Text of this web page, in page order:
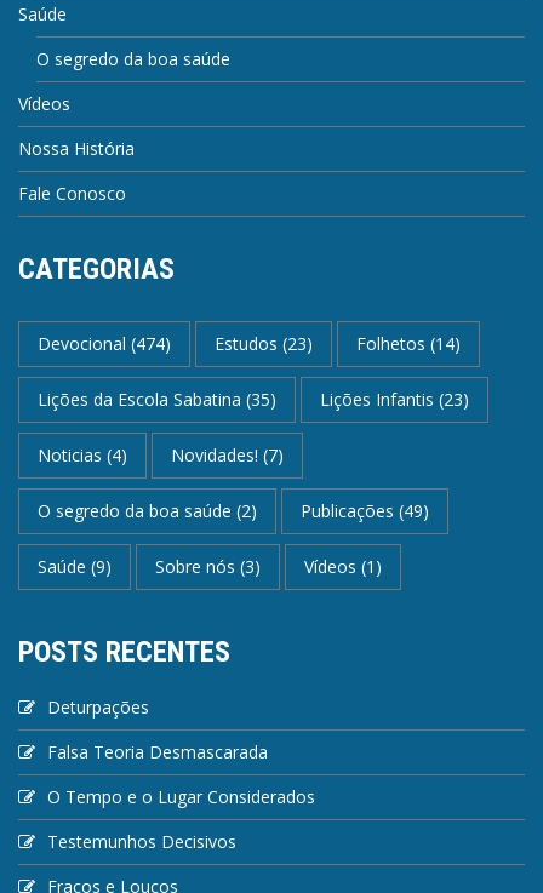
Saúde
O segredo da boa saúde
Vídeos
Nossa História
Fale Conosco
CATEGORIAS
Devocional (474) Estudos (23) Folhetos (14)
Lições da Escola Sabatina (35) Lições Infantis (23)
Noticias (4) Novidades! (7)
O segredo da boa saúde (2) Publicações (49)
Saúde (9) Sobre nós (3) Vídeos (1)
POSTS RECENTES
Deturpações
Falsa Teoria Desmascarada
O Tempo e o Lugar Considerados
Testemunhos Decisivos
Fracos e Loucos